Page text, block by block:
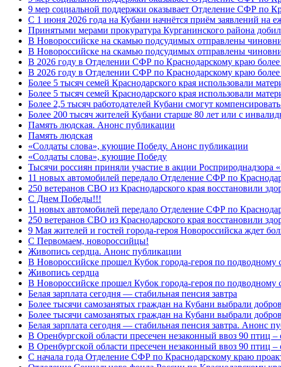
9 мер социальной поддержки оказывает Отделение СФР по
С 1 июня 2026 года на Кубани начнётся приём заявлений на
Принятыми мерами прокуратура Курганинского района
В Новороссийске на скамью подсудимых отправлены
В Новороссийске на скамью подсудимых отправлены
В 2026 году в Отделении СФР по Краснодарскому краю
В 2026 году в Отделении СФР по Краснодарскому краю
Более 5 тысяч семей Краснодарского края использовали
Более 5 тысяч семей Краснодарского края использовали
Более 2,5 тысяч работодателей Кубани смогут
Более 200 тысяч жителей Кубани старше 80 лет или с
Память людская. Анонс публикации
Память людская
«Солдаты слова», кующие Победу. Анонс публикации
«Солдаты слова», кующие Победу
Тысячи россиян приняли участие в акции Росприроднадзора
11 новых автомобилей передало Отделение СФР по
250 ветеранов СВО из Краснодарского края восстановили
С Днем Победы!!!
11 новых автомобилей передало Отделение СФР по
250 ветеранов СВО из Краснодарского края восстановили
9 Мая жителей и гостей города-героя Новороссийска ждет
C Первомаем, новороссийцы!
Живопись сердца. Анонс публикации
В Новороссийске прошел Кубок города-героя по подводному
Живопись сердца
В Новороссийске прошел Кубок города-героя по подводному
Белая зарплата сегодня — стабильная пенсия завтра
Более тысячи самозанятых граждан на Кубани выбрали
Более тысячи самозанятых граждан на Кубани выбрали
Белая зарплата сегодня — стабильная пенсия завтра. Анонс
В Оренбургской области пресечен незаконный ввоз 90 птиц
В Оренбургской области пресечен незаконный ввоз 90 птиц
С начала года Отделение СФР по Краснодарскому краю